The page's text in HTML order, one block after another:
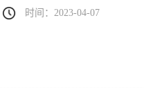
时间：2023-04-07